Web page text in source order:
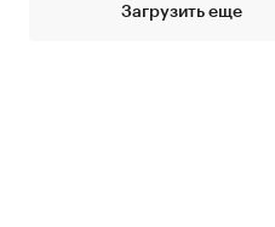
Загрузить еще